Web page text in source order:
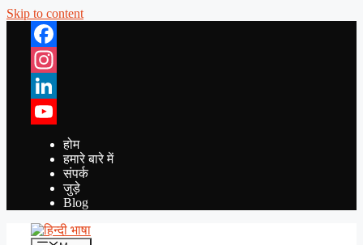
Skip to content
Facebook
Instagram
LinkedIn
YouTube
होम
हमारे बारे में
संपर्क
जुड़े
Blog